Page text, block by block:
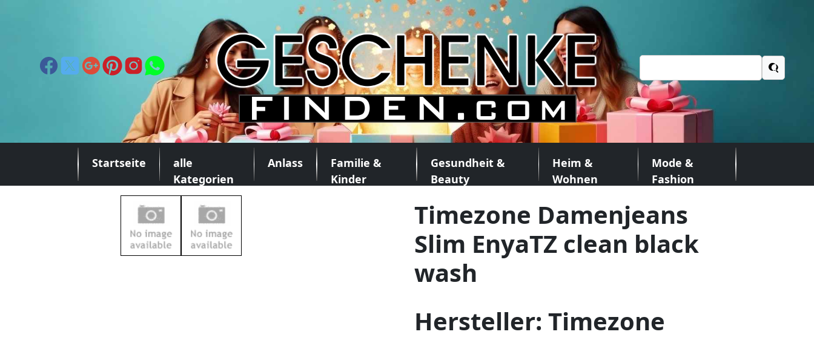
nach:
Startseite
alle
Kategorien
Anlass
Familie &
Kinder
Gesundheit &
Beauty
Heim &
Wohnen
Mode &
Fashion
Timezone Damenjeans
Slim EnyaTZ clean black
wash
Hersteller: Timezone